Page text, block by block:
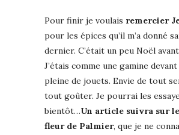
Pour finir je voulais remercier
pour les épices qu’il m’a donné
dernier. C’était un peu Noël
J’étais comme une gamine
pleine de jouets. Envie de tout
tout goûter. Je pourrai les
bientôt…Un article suivra sur
fleur de Palmier, que je ne